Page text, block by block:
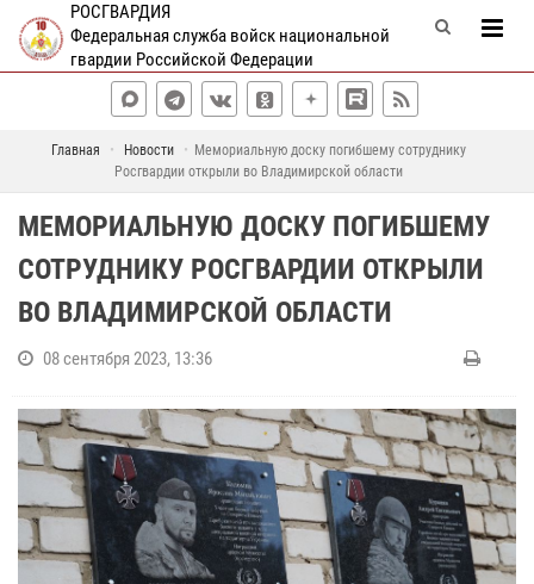
РОСГВАРДИЯ
Федеральная служба войск национальной
гвардии Российской Федерации
Главная Новости
Мемориальную доску погибшему сотруднику
Росгвардии открыли во Владимирской области
МЕМОРИАЛЬНУЮ ДОСКУ ПОГИБШЕМУ
СОТРУДНИКУ РОСГВАРДИИ ОТКРЫЛИ
ВО ВЛАДИМИРСКОЙ ОБЛАСТИ
08 сентября 2023, 13:36